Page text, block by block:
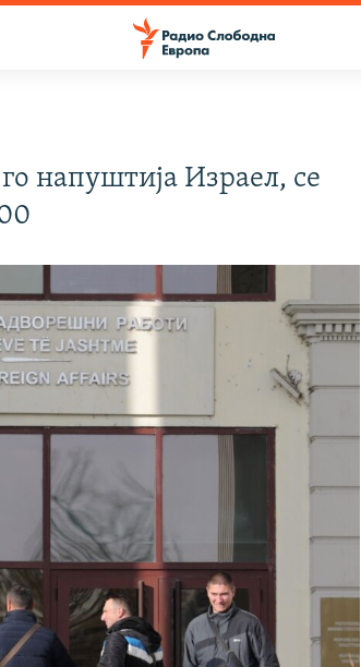
напуштија Израел, се